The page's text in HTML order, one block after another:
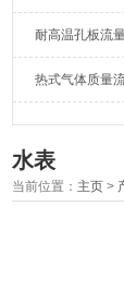
耐高温孔板流
热式气体质量
水表
当前位置： 主页 >